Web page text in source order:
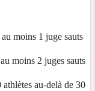
moins 1 juge sauts
moins 2 juges sauts
au-delà de 30